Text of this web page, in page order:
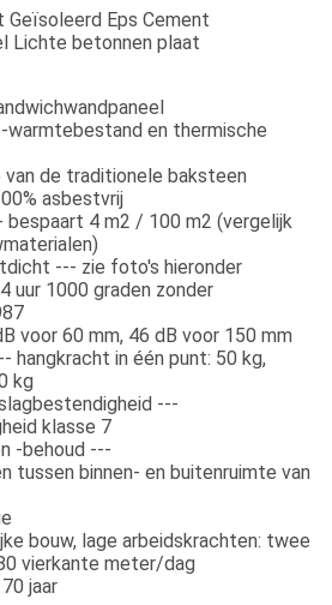
Geïsoleerd Eps Cement
Lichte betonnen plaat
warmtebestand en thermische
de traditionele baksteen
asbestvrij
bespaart 4 m2 / 100 m2 (vergelijk
--- zie foto's hieronder
uur 1000 graden zonder
voor 60 mm, 46 dB voor 150 mm
hangkracht in één punt: 50 kg,
kg
---
klasse 7
-behoud ---
tussen binnen- en buitenruimte van
bouw, lage arbeidskrachten: twee
vierkante meter/dag
jaar